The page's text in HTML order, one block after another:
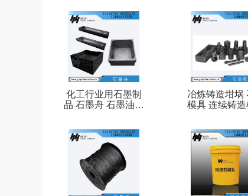
化工行业用石墨制
品 石墨舟 石墨油槽
冶炼铸造坩埚
模具 连续铸造